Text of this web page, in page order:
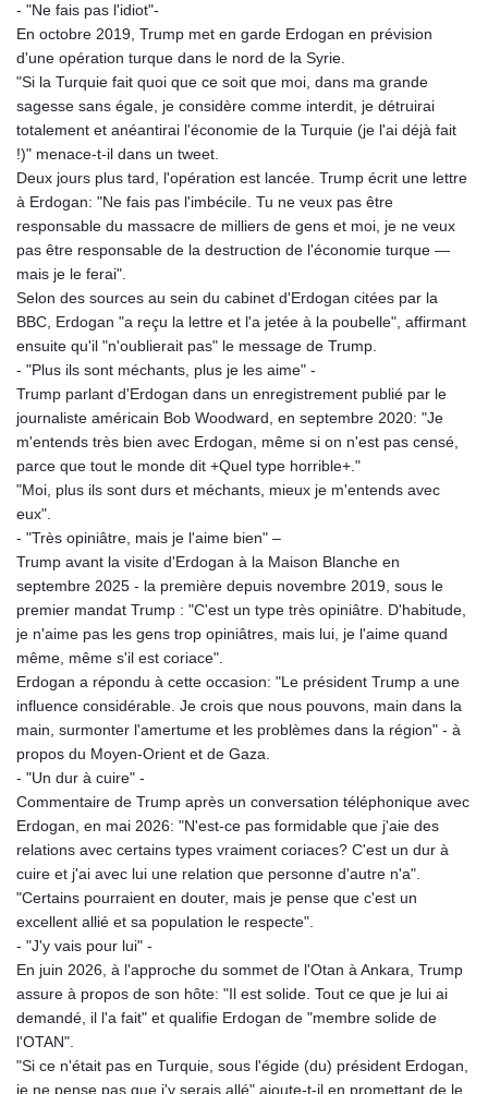
- "Ne fais pas l'idiot"-
En octobre 2019, Trump met en garde Erdogan en prévision
d'une opération turque dans le nord de la Syrie.
"Si la Turquie fait quoi que ce soit que moi, dans ma grande
sagesse sans égale, je considère comme interdit, je détruirai
totalement et anéantirai l'économie de la Turquie (je l'ai déjà fait
!)" menace-t-il dans un tweet.
Deux jours plus tard, l'opération est lancée. Trump écrit une lettre
à Erdogan: "Ne fais pas l'imbécile. Tu ne veux pas être
responsable du massacre de milliers de gens et moi, je ne veux
pas être responsable de la destruction de l'économie turque —
mais je le ferai".
Selon des sources au sein du cabinet d'Erdogan citées par la
BBC, Erdogan "a reçu la lettre et l'a jetée à la poubelle", affirmant
ensuite qu'il "n'oublierait pas" le message de Trump.
- "Plus ils sont méchants, plus je les aime" -
Trump parlant d'Erdogan dans un enregistrement publié par le
journaliste américain Bob Woodward, en septembre 2020: "Je
m'entends très bien avec Erdogan, même si on n'est pas censé,
parce que tout le monde dit +Quel type horrible+."
"Moi, plus ils sont durs et méchants, mieux je m'entends avec
eux".
- "Très opiniâtre, mais je l'aime bien" –
Trump avant la visite d'Erdogan à la Maison Blanche en
septembre 2025 - la première depuis novembre 2019, sous le
premier mandat Trump : "C'est un type très opiniâtre. D'habitude,
je n'aime pas les gens trop opiniâtres, mais lui, je l'aime quand
même, même s'il est coriace".
Erdogan a répondu à cette occasion: "Le président Trump a une
influence considérable. Je crois que nous pouvons, main dans la
main, surmonter l'amertume et les problèmes dans la région" - à
propos du Moyen-Orient et de Gaza.
- "Un dur à cuire" -
Commentaire de Trump après un conversation téléphonique avec
Erdogan, en mai 2026: "N'est-ce pas formidable que j'aie des
relations avec certains types vraiment coriaces? C'est un dur à
cuire et j'ai avec lui une relation que personne d'autre n'a".
"Certains pourraient en douter, mais je pense que c'est un
excellent allié et sa population le respecte".
- "J'y vais pour lui" -
En juin 2026, à l'approche du sommet de l'Otan à Ankara, Trump
assure à propos de son hôte: "Il est solide. Tout ce que je lui ai
demandé, il l'a fait" et qualifie Erdogan de "membre solide de
l'OTAN".
"Si ce n'était pas en Turquie, sous l'égide (du) président Erdogan,
je ne pense pas que j'y serais allé" ajoute-t-il en promettant de le